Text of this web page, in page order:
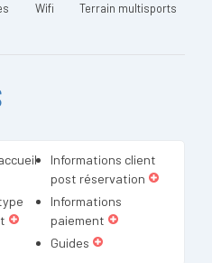
Wifi Terrain multisports
Informations client
post réservation
Informations
paiement
Guides